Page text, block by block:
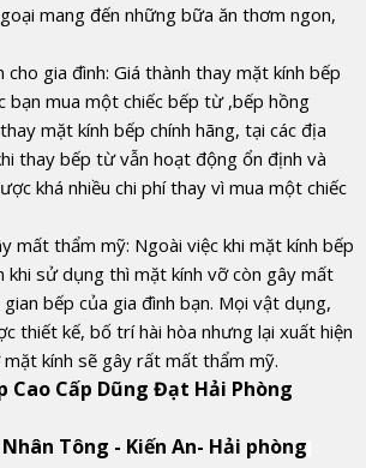
mang đến những bữa ăn thơm ngon,
cho gia đình: Giá thành thay mặt kính bếp
bạn mua một chiếc bếp từ ,bếp hồng
mặt kính bếp chính hãng, tại các địa
thay bếp từ vẫn hoạt động ổn định và
khá nhiều chi phí thay vì mua một chiếc
mất thẩm mỹ: Ngoài việc khi mặt kính bếp
khi sử dụng thì mặt kính vỡ còn gây mất
bếp của gia đình bạn. Mọi vật dụng,
thiết kế, bố trí hài hòa nhưng lại xuất hiện
kính sẽ gây rất mất thẩm mỹ.
Cao Cấp Dũng Đạt Hải Phòng
Tông - Kiến An- Hải phòng